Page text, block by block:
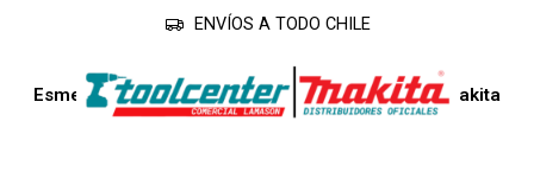
ENVÍOS A TODO CHILE
Inicio Línea Industrial
Esmeriles
Esmeril Angular 9" Ga9040s01 2600w 6600rpm Makita